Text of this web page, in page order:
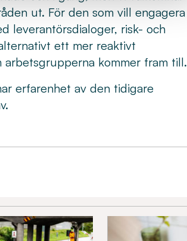
ut. För den som vill engagera
leverantörsdialoger, risk- och
ett mer reaktivt
kommer fram till.
erfarenhet av den tidigare